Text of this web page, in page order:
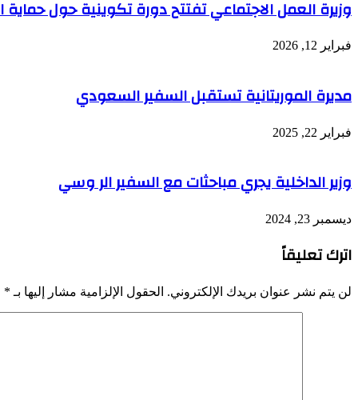
وزيرة العمل الاجتماعي تفتتح دورة تكوينية حول
فبراير 12, 2026
مديرة الموريتانية تستقبل السفير السعودي
فبراير 22, 2025
وزير الداخلية يجري مباحثات مع السفير الر وسي
ديسمبر 23, 2024
اترك تعليقاً
لن يتم نشر عنوان بريدك الإلكتروني. الحقول الإلزامية مشار إليها بـ *